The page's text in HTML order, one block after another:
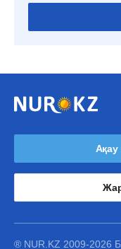
® NUR.KZ 2009-2026